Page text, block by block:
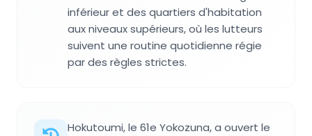
inférieur et des quartiers d'habitation
aux niveaux supérieurs, où les lutteurs
suivent une routine quotidienne régie
par des règles strictes.
Hokutoumi, le 61e Yokozuna, a ouvert le